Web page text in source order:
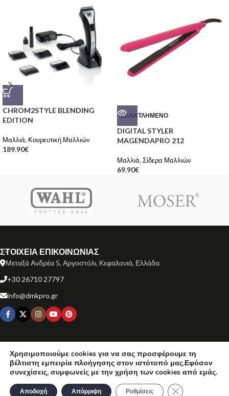
CHROM2STYLE BLENDING
EDITION
Μαλλιά, Κουρευτική Μαλλιών
189.90€
ΕΞΑΝΤΛΗΜΈΝΟ
DIGITAL STYLER
MAGENDAPRO 212
Μαλλιά, Σίδερα Μαλλιών
69.90€
ΣΤΟΙΧΕΙΑ ΕΠΙΚΟΙΝΩΝΙΑΣ
Μεταξά Ανδρέα 5, Αργοστόλι, Κεφαλονιά, Ελλάδα
+30 26710 27797
info@dmkpro.gr
ΧΡΗΣΙΜΟΙ ΣΥΝΔΕΣΜΟΙ
ΜΑΡΚΕΣ ΠΡΟΪΟΝΤΩΝ
Χρησιμοποιούμε cookies για να σας προσφέρουμε τη
βέλτιστη εμπειρία πλοήγησης στον ιστότοπό μας.Εφόσον
συνεχίσεις, συμφωνείς με την χρήση των cookies από εμάς.
Αποδοχή Απόρριψη Ρυθμίσεις Κλείσιμο του